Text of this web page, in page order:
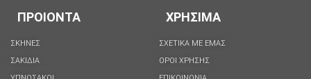
ΠΡΟΙΟΝΤΑ
ΣΚΗΝΕΣ
ΣΑΚΙΔΙΑ
ΧΡΗΣΙΜΑ
ΣΧΕΤΙΚΑ ΜΕ ΕΜΑΣ
ΟΡΟΙ ΧΡΗΣΗΣ